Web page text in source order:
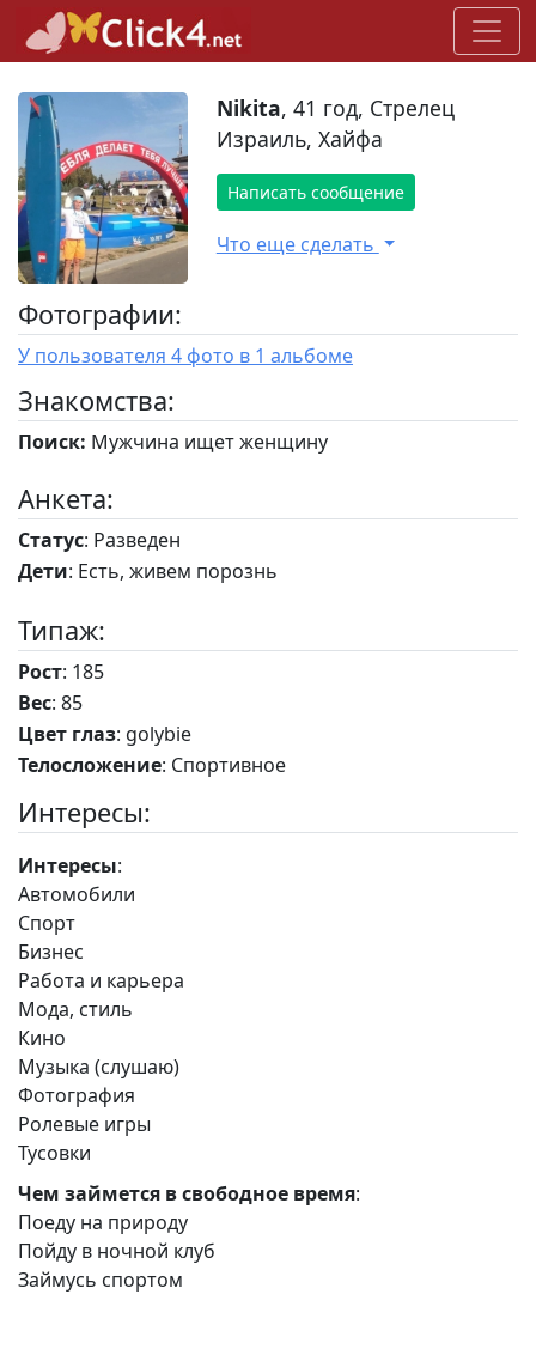
Nikita, 41 год, Стрелец
Израиль, Хайфа
Написать сообщение
Что еще сделать
Фотографии:
У пользователя 4 фото в 1 альбоме
Знакомства:
Поиск: Мужчина ищет женщину
Анкета:
Статус: Разведен
Дети: Есть, живем порознь
Типаж:
Рост: 185
Вес: 85
Цвет глаз: golybie
Телосложение: Спортивное
Интересы:
Интересы:
Автомобили
Спорт
Бизнес
Работа и карьера
Мода, стиль
Кино
Музыка (слушаю)
Фотография
Ролевые игры
Тусовки
Чем займется в свободное время:
Поеду на природу
Пойду в ночной клуб
Займусь спортом